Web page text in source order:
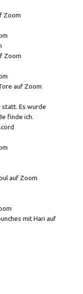
Zoom
Zoom
auf Zoom
statt. Es wurde
finde ich.
auf Zoom
mit Hari auf